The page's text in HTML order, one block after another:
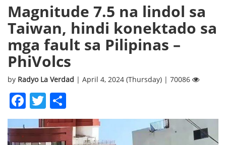
Magnitude 7.5 na lindol sa
Taiwan, hindi konektado sa
mga fault sa Pilipinas –
PhiVolcs
by Radyo La Verdad | April 4, 2024 (Thursday) | 70086
Facebook
Twitter